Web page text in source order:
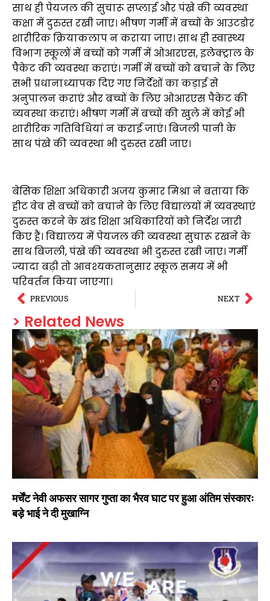
साथ ही पेयजल की सुचारू सप्लाई और पंखे की व्यवस्था
कक्षा में दुरुस्त रखी जाए। भीषण गर्मी में बच्चों के आउटडोर
शारीरिक क्रियाकलाप न कराया जाए। साथ ही स्वास्थ्य
विभाग स्कूलों में बच्चों को गर्मी में ओआरएस, इलेक्ट्राल के
पैकेट की व्यवस्था कराएं। गर्मी में बच्चों को बचाने के लिए
सभी प्रधानाध्यापक दिए गए निर्देशों का कड़ाई से
अनुपालन कराएं और बच्चों के लिए ओआरएस पैकेट की
व्यवस्था कराएं। भीषण गर्मी में बच्चों की खुले में कोई भी
शारीरिक गतिविधियां न कराई जाएं। बिजली पानी के
साथ पंखे की व्यवस्था भी दुरुस्त रखी जाए।
बेसिक शिक्षा अधिकारी अजय कुमार मिश्रा ने बताया कि
हीट वेव से बच्चों को बचाने के लिए विद्यालयों में व्यवस्थाएं
दुरुस्त करने के खंड शिक्षा अधिकारियों को निर्देश जारी
किए हैं। विद्यालय में पेयजल की व्यवस्था सुचारू रखने के
साथ बिजली, पंखे की व्यवस्था भी दुरुस्त रखी जाए। गर्मी
ज्यादा बढ़ी तो आवश्यकतानुसार स्कूल समय में भी
परिवर्तन किया जाएगा।
PREVIOUS NEXT
> Related News
मर्चेंट नेवी अफसर सागर गुप्ता का भैरव घाट पर हुआ अंतिम संस्कारः
बड़े भाई ने दी मुखाग्नि